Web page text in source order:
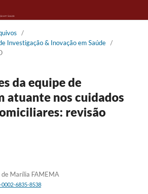
/
Investigação & Inovação em Saúde /
da equipe de
atuante nos cuidados
revisão
de Marília FAMEMA
6835-8538